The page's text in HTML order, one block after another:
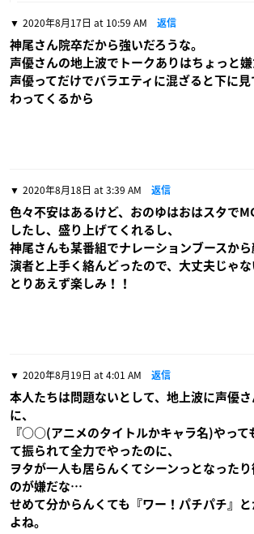
2020年8月17日 at 10:59 AM 返信
神尾さん院卒だから強いだろうな。
声優さんの地上波でトークありはちょっと嫌
声優ってだけでバラエティに混ざると下に
わってくるから
2020年8月18日 at 3:39 AM 返信
色々不安はあるけど、おのゆはおはスタで
したし、盛り上げてくれるし、
神尾さんも某番組でナレーションブースか
演者と上手く絡んどったので、大丈夫じゃ
とりあえず楽しみ！！
2020年8月19日 at 4:01 AM 返信
本人たちは問題ないとして、地上波に声優
に、
『○○(アニメのタイトルかキャラ名)やって
て振られて全力でやったのに、
ヲタが一人も居らんくてシーンっとなった
のが嫌だな…
せめて分からんくても『ワー！パチパチ』
よね。